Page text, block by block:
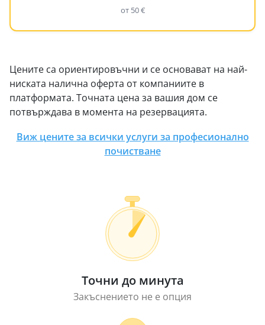
от 50 €
Цените са ориентировъчни и се основават на най-
ниската налична оферта от компаниите в
платформата. Точната цена за вашия дом се
потвърждава в момента на резервацията.
Виж цените за всички услуги за професионално
почистване
Точни до минута
Закъснението не е опция